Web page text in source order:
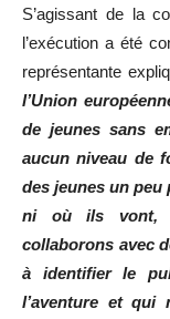
S’agissant de la
l’exécution a été
représentante
l’Union
de jeunes sans
aucun niveau de
des jeunes un peu
ni où ils vont,
collaborons avec
à identifier le
l’aventure et qui